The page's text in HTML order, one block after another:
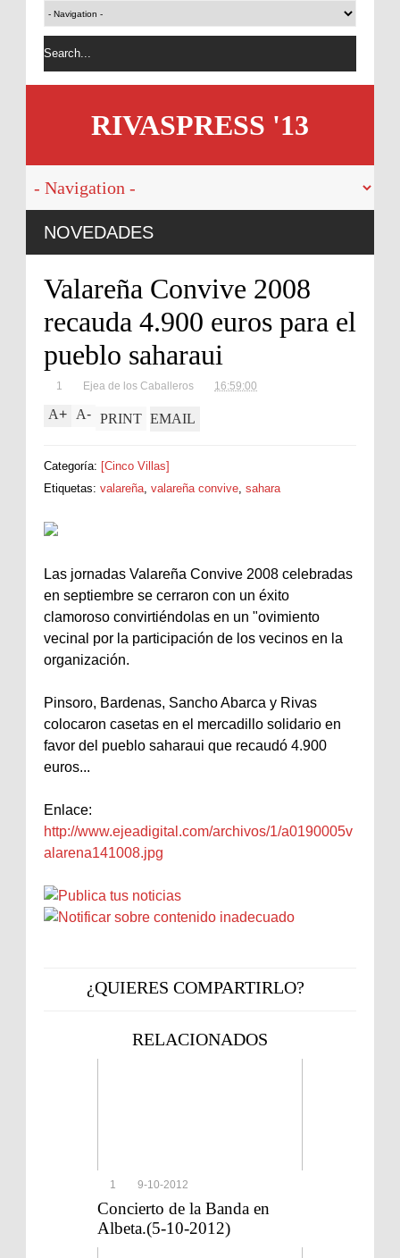
RIVASPRESS '13
NOVEDADES
Valareña Convive 2008
recauda 4.900 euros para el
pueblo saharaui
1 Ejea de los Caballeros 16:59:00
A+ A- PRINT EMAIL
Categoría: [Cinco Villas]
Etiquetas: valareña valareña convive sahara
Las jornadas Valareña Convive 2008 celebradas
en septiembre se cerraron con un éxito
clamoroso convirtiéndolas en un "ovimiento
vecinal por la participación de los vecinos en la
organización.
Pinsoro, Bardenas, Sancho Abarca y Rivas
colocaron casetas en el mercadillo solidario en
favor del pueblo saharaui que recaudó 4.900
euros...
Enlace:
http://www.ejeadigital.com/archivos/1/a0190005v
alarena141008.jpg
¿QUIERES COMPARTIRLO?
RELACIONADOS
1 9-10-2012
Concierto de la Banda en
Albeta.(5-10-2012)